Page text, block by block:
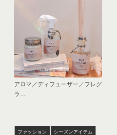
アロマ／ディフューザー／フレグ
ラ…
ファッション シーズンアイテム